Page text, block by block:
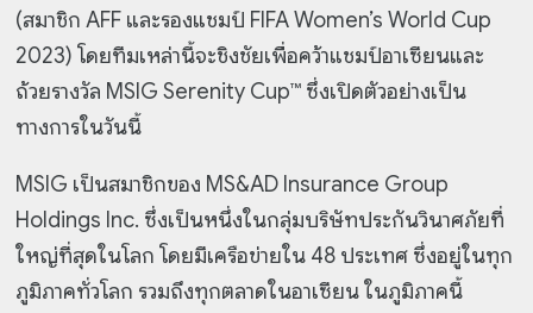
(สมาชิก AFF และรองแชมป์ FIFA Women’s World Cup
2023) โดยทีมเหล่านี้จะชิงชัยเพื่อคว้าแชมป์อาเซียนและ
ถ้วยรางวัล MSIG Serenity Cup™ ซึ่งเปิดตัวอย่างเป็น
ทางการในวันนี้
MSIG เป็นสมาชิกของ MS&AD Insurance Group
Holdings Inc. ซึ่งเป็นหนึ่งในกลุ่มบริษัทประกันวินาศภัยที่
ใหญ่ที่สุดในโลก โดยมีเครือข่ายใน 48 ประเทศ ซึ่งอยู่ในทุก
ภูมิภาคทั่วโลก รวมถึงทุกตลาดในอาเซียน ในภูมิภาคนี้